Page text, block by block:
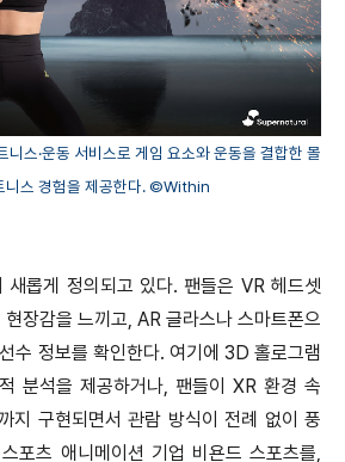
니스·운동 서비스로 게임 요소와 운동을 결합한 몰
니스 경험을 제공한다. ©Within
새롭게 정의되고 있다. 팬들은 VR 헤드셋
장감을 느끼고, AR 글라스나 스마트폰으
수 정보를 확인한다. 여기에 3D 홀로그램
분석을 제공하거나, 팬들이 XR 환경 속
지 구현되면서 관람 방식이 전례 없이 풍
포츠 애니메이션 기업 비욘드 스포츠를,